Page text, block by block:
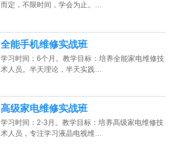
而定，不限时间，学会为止。…
全能手机维修实战班
学习时间：6个月。教学目标：培养全能家电维修技
术人员。半天理论，半天实践…
高级家电维修实战班
学习时间：2-3月。教学目标：培养高级家电维修技
术人员，专注学习液晶电视维…